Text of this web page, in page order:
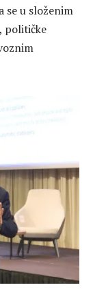
se u složenim
političke